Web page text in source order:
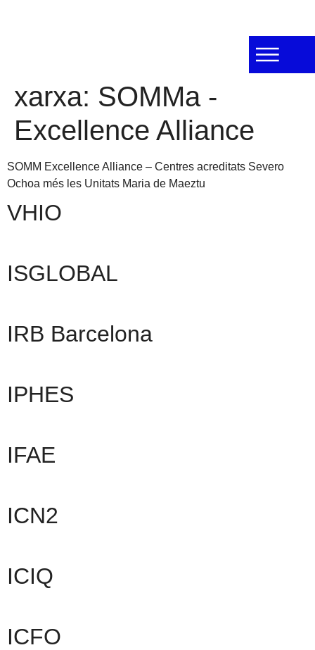
xarxa: SOMMa -
Excellence Alliance
SOMM Excellence Alliance – Centres acreditats Severo
Ochoa més les Unitats Maria de Maeztu
VHIO
ISGLOBAL
IRB Barcelona
IPHES
IFAE
ICN2
ICIQ
ICFO